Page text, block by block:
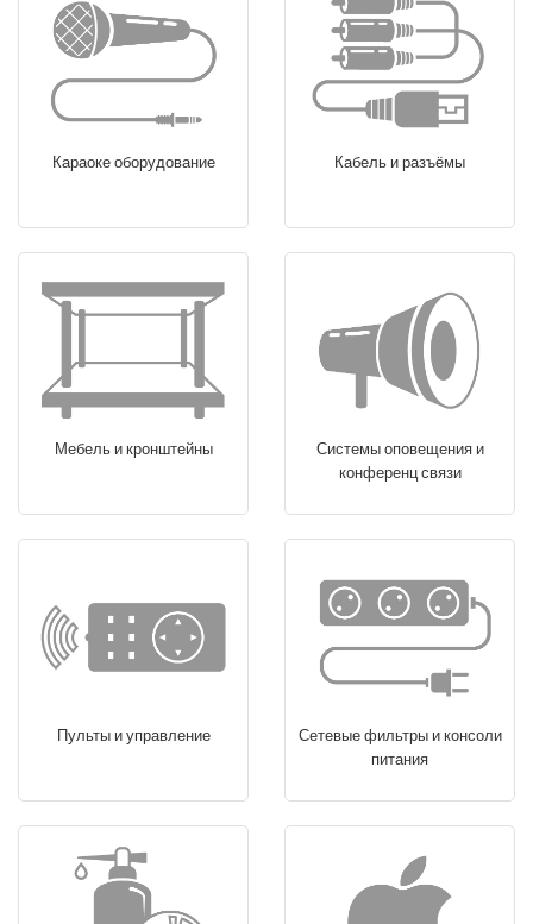
Караоке оборудование Кабель и разъёмы
Мебель и кронштейны
Системы оповещения и
конференц связи
Пульты и управление
Сетевые фильтры и консоли
питания